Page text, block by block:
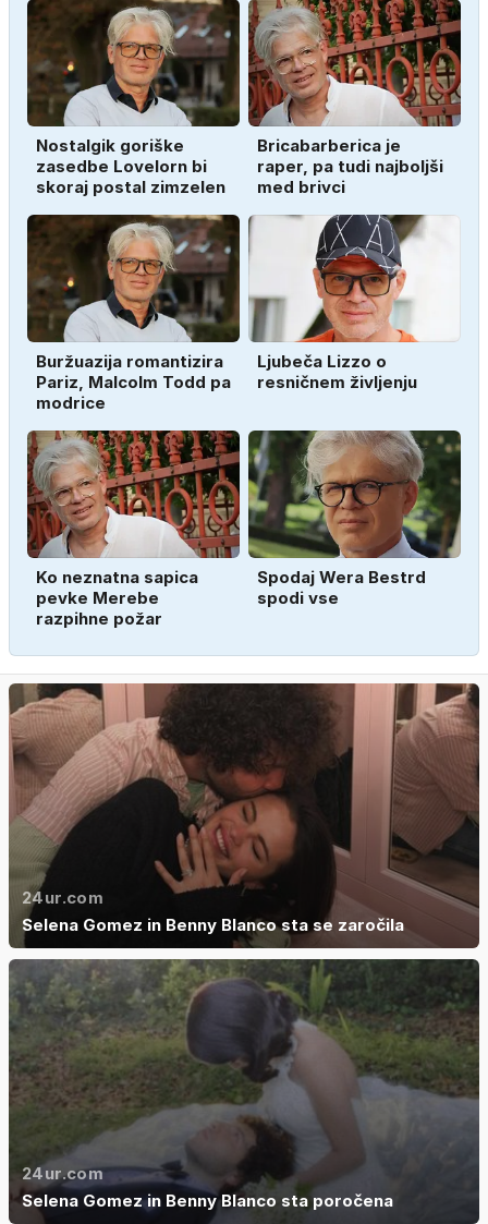
Nostalgik goriške
zasedbe Lovelorn bi
skoraj postal zimzelen
Bricabarberica je
raper, pa tudi najboljši
med brivci
Buržuazija romantizira
Pariz, Malcolm Todd pa
modrice
Ljubeča Lizzo o
resničnem življenju
Ko neznatna sapica
pevke Merebe
razpihne požar
Spodaj Wera Bestrd
spodi vse
24ur.com
Selena Gomez in Benny Blanco sta se zaročila
24ur.com
Selena Gomez in Benny Blanco sta poročena